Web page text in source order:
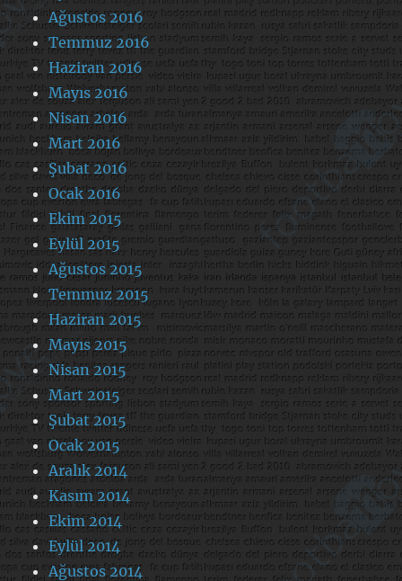
Ağustos 2016
Temmuz 2016
Haziran 2016
Mayıs 2016
Nisan 2016
Mart 2016
Şubat 2016
Ocak 2016
Ekim 2015
Eylül 2015
Ağustos 2015
Temmuz 2015
Haziran 2015
Mayıs 2015
Nisan 2015
Mart 2015
Şubat 2015
Ocak 2015
Aralık 2014
Kasım 2014
Ekim 2014
Eylül 2014
Ağustos 2014